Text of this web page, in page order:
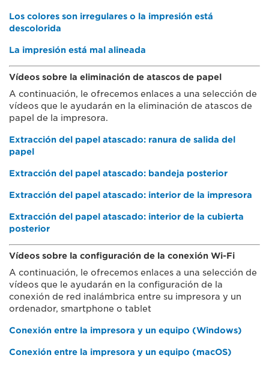
Los colores son irregulares o la impresión está
descolorida
La impresión está mal alineada
Vídeos sobre la eliminación de atascos de papel
A continuación, le ofrecemos enlaces a una selección de
vídeos que le ayudarán en la eliminación de atascos de
papel de la impresora.
Extracción del papel atascado: ranura de salida del
papel
Extracción del papel atascado: bandeja posterior
Extracción del papel atascado: interior de la impresora
Extracción del papel atascado: interior de la cubierta
posterior
Vídeos sobre la configuración de la conexión Wi-Fi
A continuación, le ofrecemos enlaces a una selección de
vídeos que le ayudarán en la configuración de la
conexión de red inalámbrica entre su impresora y un
ordenador, smartphone o tablet
Conexión entre la impresora y un equipo (Windows)
Conexión entre la impresora y un equipo (macOS)